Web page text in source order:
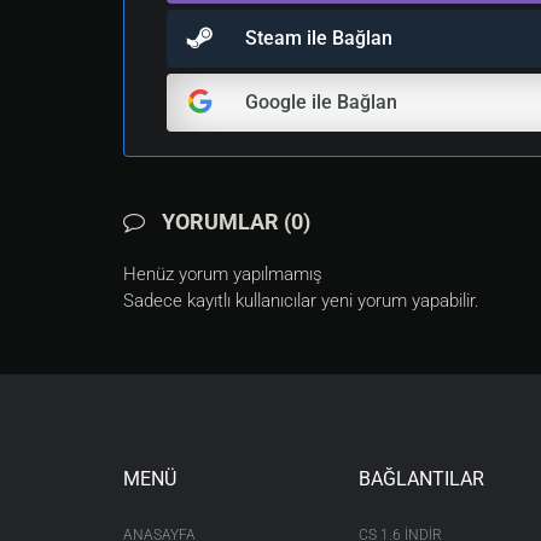
Steam ile Bağlan
Google ile Bağlan
YORUMLAR (0)
Henüz yorum yapılmamış
Sadece kayıtlı kullanıcılar yeni yorum yapabilir.
MENÜ
ANASAYFA
BAĞLANTILAR
CS 1.6 INDIR